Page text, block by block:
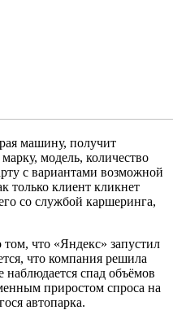
машину, получит
модель, количество
с вариантами возможной
только клиент кликнет
со службой каршеринга,
что «Яндекс» запустил
что компания решила
наблюдается спад объёмов
приростом спроса на
автопарка.